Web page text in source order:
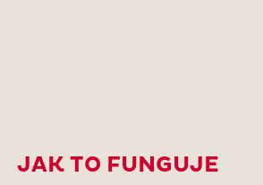
JAK TO FUNGUJE